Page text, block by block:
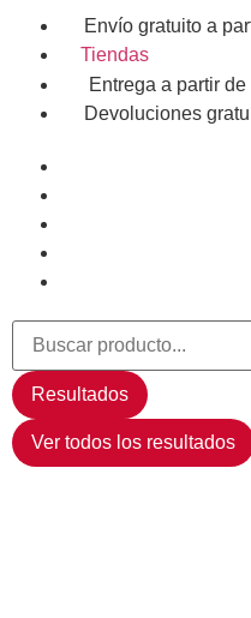
Envío gratuito a
Tiendas
Entrega a partir
Devoluciones
Resultados
Ver todos los resultados